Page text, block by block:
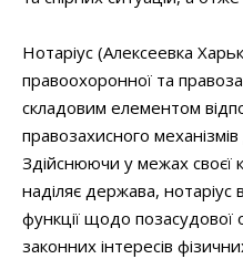
Нотаріус (Алексеевка
правоохоронної та
складовим елементом
правозахисного
Здійснюючи у межах своєї
наділяє держава, нотаріус
функції щодо позасудової
законних інтересів